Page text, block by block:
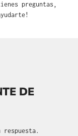
preguntas,
DE
respuesta.